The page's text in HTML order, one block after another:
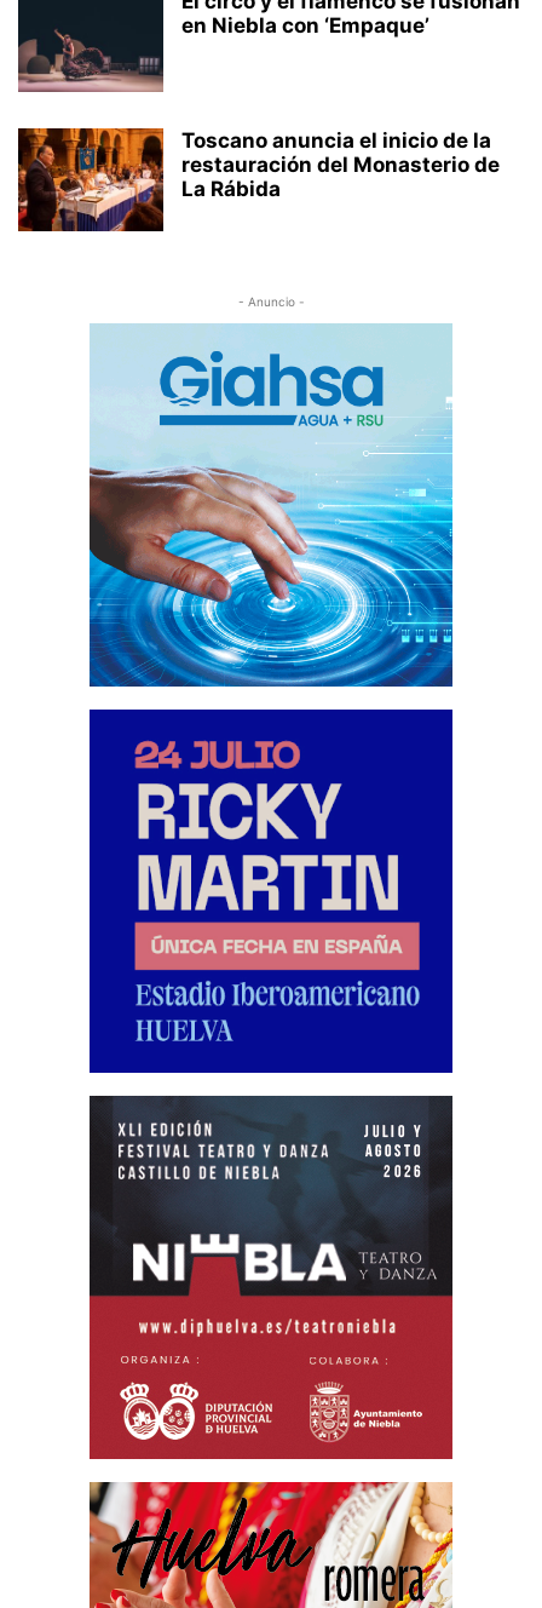
en Niebla con ‘Empaque’
Toscano anuncia el inicio de la
restauración del Monasterio de
La Rábida
- Anuncio -